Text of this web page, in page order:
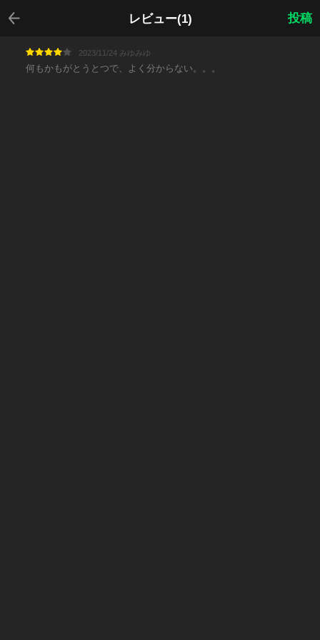
レビュー(1)
戻る
投稿
2023/11/24 みゆみゆ
何もかもがとうとつで、よく分からない。。。